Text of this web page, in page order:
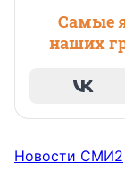
Самые
наших
Новости СМИ2